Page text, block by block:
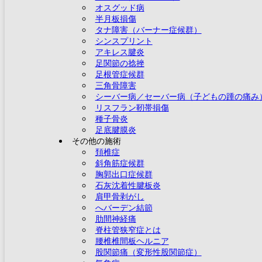
オスグッド病
半月板損傷
タナ障害（バーナー症候群）
シンスプリント
アキレス腱炎
足関節の捻挫
足根管症候群
三角骨障害
シーバー病／セーバー病（子どもの踵の痛み
リスフラン靭帯損傷
種子骨炎
足底腱膜炎
その他の施術
頚椎症
斜角筋症候群
胸郭出口症候群
石灰沈着性腱板炎
肩甲骨剥がし
へバーデン結節
肋間神経痛
脊柱管狭窄症とは
腰椎椎間板ヘルニア
股関節痛（変形性股関節症）